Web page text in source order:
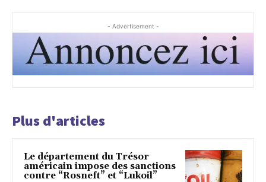
- Advertisement -
Plus d'articles
Le département du Trésor
américain impose des sanctions
contre “Rosneft” et “Lukoil”